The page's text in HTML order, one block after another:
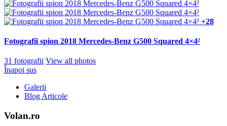
+28
Fotografii spion 2018 Mercedes-Benz G500 Squared 4×4²
31 fotografii View all photos
Înapoi sus
Galerii
Blog Articole
Volan.ro